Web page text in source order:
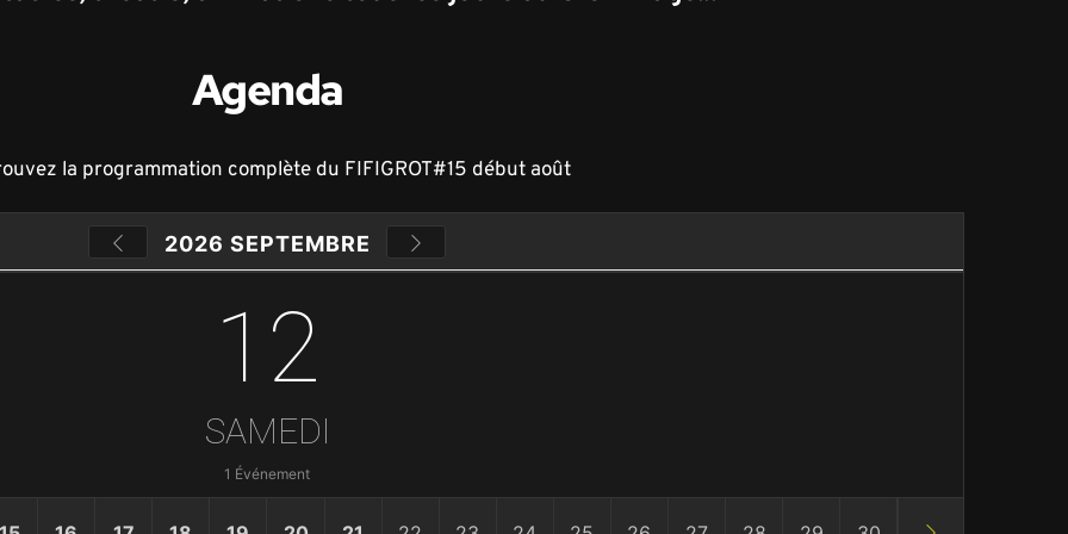
Agenda
la programmation complète du FIFIGROT#15 début août
2026 SEPTEMBRE
12
SAMEDI
1 Événement